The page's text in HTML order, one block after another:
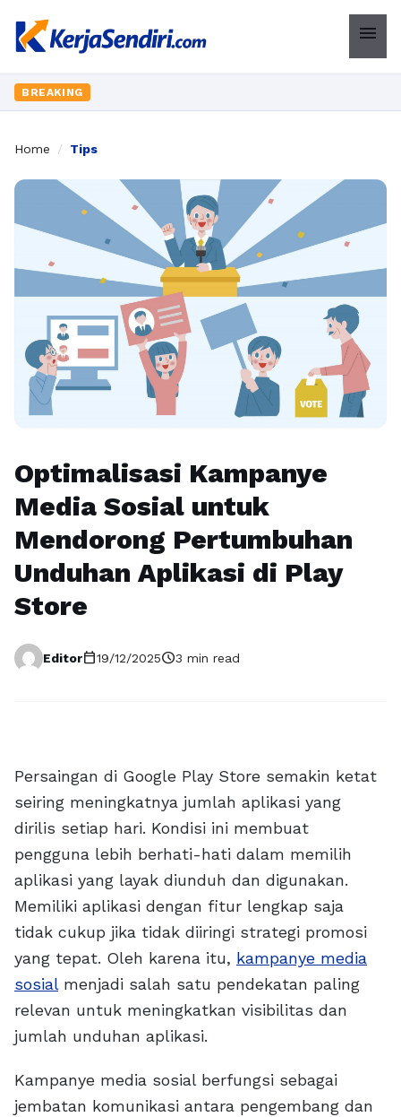
menu
BREAKING
Home / Tips
Optimalisasi Kampanye
Media Sosial untuk
Mendorong Pertumbuhan
Unduhan Aplikasi di Play
Store
Editorcalendar_today19/12/2025schedule3 min read
Persaingan di Google Play Store semakin ketat
seiring meningkatnya jumlah aplikasi yang
dirilis setiap hari. Kondisi ini membuat
pengguna lebih berhati-hati dalam memilih
aplikasi yang layak diunduh dan digunakan.
Memiliki aplikasi dengan fitur lengkap saja
tidak cukup jika tidak diiringi strategi promosi
yang tepat. Oleh karena itu, kampanye media
sosialmenjadi salah satu pendekatan paling
relevan untuk meningkatkan visibilitas dan
jumlah unduhan aplikasi.
Kampanye media sosial berfungsi sebagai
jembatan komunikasi antara pengembang dan